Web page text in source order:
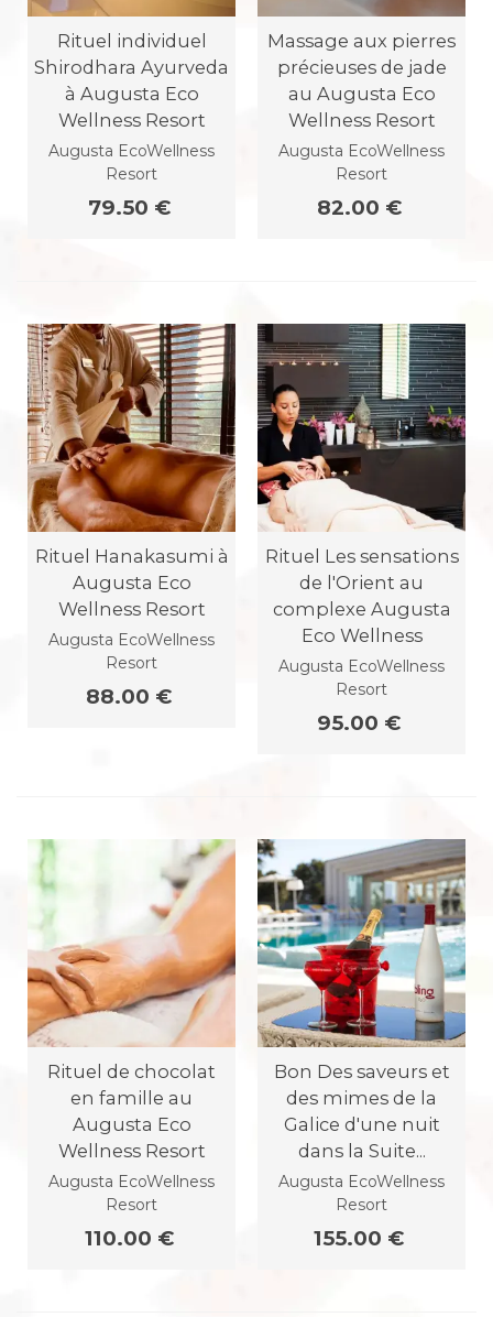
Rituel individuel
Shirodhara Ayurveda
à Augusta Eco
Wellness Resort
Augusta EcoWellness
Resort
79.50 €
Massage aux pierres
précieuses de jade
au Augusta Eco
Wellness Resort
Augusta EcoWellness
Resort
82.00 €
Rituel Hanakasumi à
Augusta Eco
Wellness Resort
Augusta EcoWellness
Resort
88.00 €
Rituel Les sensations
de l'Orient au
complexe Augusta
Eco Wellness
Augusta EcoWellness
Resort
95.00 €
Rituel de chocolat
en famille au
Augusta Eco
Wellness Resort
Augusta EcoWellness
Resort
110.00 €
Bon Des saveurs et
des mimes de la
Galice d'une nuit
dans la Suite...
Augusta EcoWellness
Resort
155.00 €